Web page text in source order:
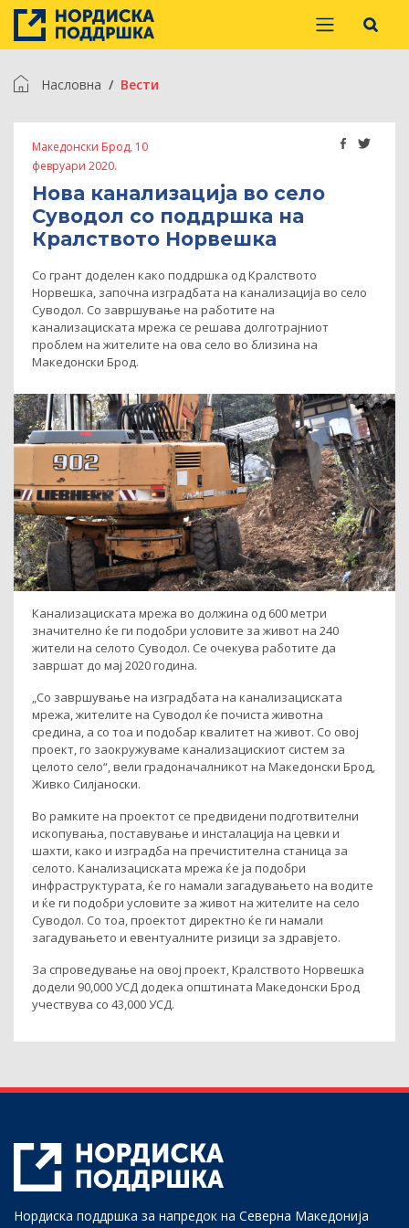
Насловна Вести
Македонски Брод, 10
февруари 2020.
Нова канализација во село
Суводол со поддршка на
Кралството Норвешка
Со грант доделен како поддршка од Кралството
Норвешка, започна изградбата на канализација во село
Суводол. Со завршување на работите на
канализациската мрежа се решава долготрајниот
проблем на жителите на ова село во близина на
Македонски Брод.
Канализациската мрежа во должина од 600 метри
значително ќе ги подобри условите за живот на 240
жители на селото Суводол. Се очекува работите да
завршат до мај 2020 година.
„Со завршување на изградбата на канализациската
мрежа, жителите на Суводол ќе почиста животна
средина, а со тоа и подобар квалитет на живот. Со овој
проект, го заокружуваме канализацискиот систем за
целото село“, вели градоначалникот на Македонски Брод,
Живко Силјаноски.
Во рамките на проектот се предвидени подготвителни
ископувања, поставување и инсталација на цевки и
шахти, како и изградба на пречистителна станица за
селото. Канализациската мрежа ќе ја подобри
инфраструктурата, ќе го намали загадувањето на водите
и ќе ги подобри условите за живот на жителите на село
Суводол. Со тоа, проектот директно ќе ги намали
загадувањето и евентуалните ризици за здравјето.
За спроведување на овој проект, Кралството Норвешка
додели 90,000 УСД додека општината Македонски Брод
учествува со 43,000 УСД.
Нордиска поддршка за напредок на Северна Македонија